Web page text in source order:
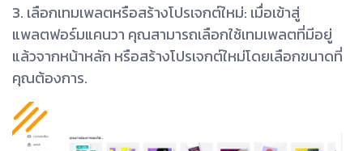
3. เลือกเทมเพลตหรือสร้างโปรเจกต์ใหม่: เมื่อเข้าสู่
แพลตฟอร์มแคนวา คุณสามารถเลือกใช้เทมเพลตที่มีอยู่
แล้วจากหน้าหลัก หรือสร้างโปรเจกต์ใหม่โดยเลือกขนาดที่
คุณต้องการ.